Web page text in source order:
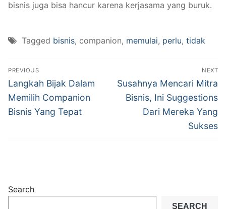
bisnis juga bisa hancur karena kerjasama yang buruk.
Tagged bisnis, companion, memulai, perlu, tidak
Post
navigation
PREVIOUS
Previous
post:
Langkah Bijak Dalam
Memilih Companion
Bisnis Yang Tepat
NEXT
Next
post:
Susahnya Mencari Mitra
Bisnis, Ini Suggestions
Dari Mereka Yang
Sukses
Search
SEARCH